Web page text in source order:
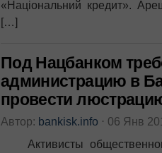
«Національний кредит».
[…]
Под Нацбанком
администрацию в
провести
Автор: bankisk.info ⋅ 06 Янв
Активисты